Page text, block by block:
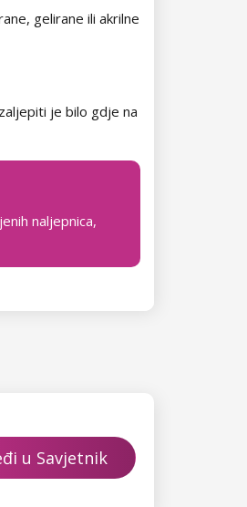
gelirane ili akrilne
je bilo gdje na
naljepnica,
u Savjetnik